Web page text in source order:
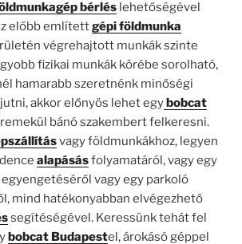
bérléslehetőségével
előbb említettgépi földmunka
végrehajtott munkák szinte
fizikai munkák körébe sorolható,
hamarabb szeretnénk minőségi
akkor előnyös lehet egybobcat
bánó szakembert felkeresni.
vagy földmunkákhoz, legyen
alapásásfolyamatáról, vagy egy
vagy egy parkoló
mind hatékonyabban elvégezhető
segítéségével. Keressünk tehát fel
bobcat Budapestel, árokásó géppel